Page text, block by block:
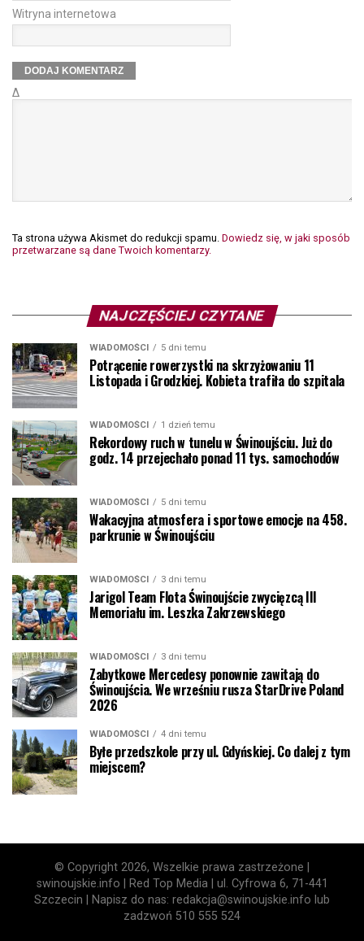
Witryna internetowa
Δ
Ta strona używa Akismet do redukcji spamu. Dowiedz się, w jaki sposób
przetwarzane są dane Twoich komentarzy.
NAJCZĘŚCIEJ CZYTANE
WIADOMOŚCI 5 dni temu
Potrącenie rowerzystki na skrzyżowaniu 11
Listopada i Grodzkiej. Kobieta trafiła do szpitala
WIADOMOŚCI 1 dzień temu
Rekordowy ruch w tunelu w Świnoujściu. Już do
godz. 14 przejechało ponad 11 tys. samochodów
WIADOMOŚCI 5 dni temu
Wakacyjna atmosfera i sportowe emocje na 458.
parkrunie w Świnoujściu
WIADOMOŚCI 3 dni temu
Jarigol Team Flota Świnoujście zwycięzcą III
Memoriału im. Leszka Zakrzewskiego
WIADOMOŚCI 3 dni temu
Zabytkowe Mercedesy ponownie zawitają do
Świnoujścia. We wrześniu rusza StarDrive Poland
2026
WIADOMOŚCI 4 dni temu
Byłe przedszkole przy ul. Gdyńskiej. Co dalej z tym
miejscem?
© Copyright 2026, Wszelkie prawa zastrzeżone |
swinoujskie.info | Red Top Media | ul. Cyfrowa 6, 71-441
Szczecin | Napisz do nas: redakcja@swinoujskie.info lub
zadzwoń 510 555 524